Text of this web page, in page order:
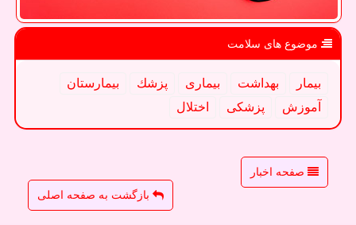
موضوع های سلامت
بیمار بهداشت بیماری پزشك
بیمارستان
آموزش
پزشكی اختلال
صفحه اخبار
بازگشت به صفحه اصلی